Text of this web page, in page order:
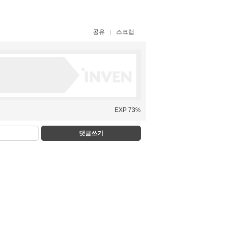
공유 스크랩
EXP 73%
댓글쓰기